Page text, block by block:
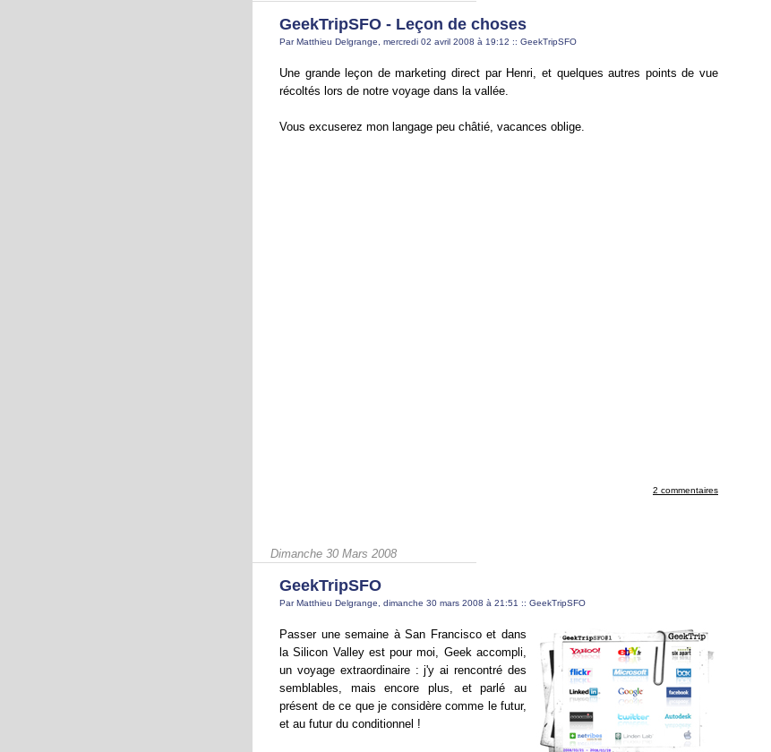
GeekTripSFO - Leçon de choses
Par Matthieu Delgrange, mercredi 02 avril 2008 à 19:12 :: GeekTripSFO
Une grande leçon de marketing direct par Henri, et quelques autres points de vue
récoltés lors de notre voyage dans la vallée.
Vous excuserez mon langage peu châtié, vacances oblige.
2 commentaires
Dimanche 30 Mars 2008
GeekTripSFO
Par Matthieu Delgrange, dimanche 30 mars 2008 à 21:51 :: GeekTripSFO
Passer une semaine à San Francisco et dans
la Silicon Valley est pour moi, Geek accompli,
un voyage extraordinaire : j'y ai rencontré des
semblables, mais encore plus, et parlé au
présent de ce que je considère comme le futur,
et au futur du conditionnel !